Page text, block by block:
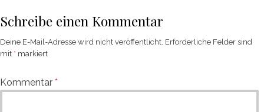
Schreibe einen Kommentar
Deine E-Mail-Adresse wird nicht veröffentlicht. Erforderliche Felder sind
mit * markiert
Kommentar *